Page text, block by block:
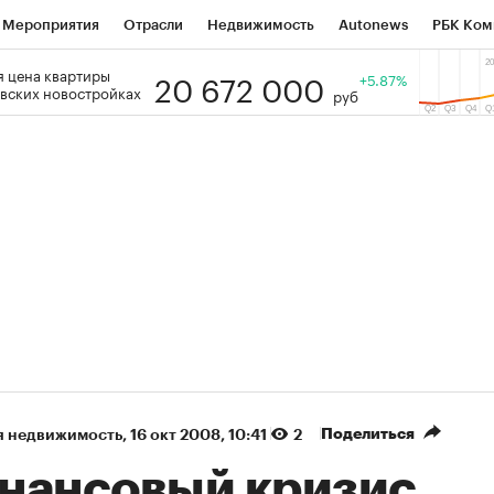
Мероприятия Отрасли Недвижимость Autonews РБК
РБК Образование Тренды
цена квартиры
новостройках
20 672 000 руб
+5.87%
недвижимость⁠, 16 окт 2008, 10:41 2 Поделиться